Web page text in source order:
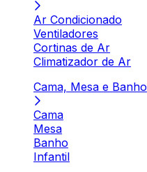
Ar Condicionado
Ventiladores
Cortinas de Ar
Climatizador de Ar
Cama, Mesa e Banho
Cama
Mesa
Banho
Infantil